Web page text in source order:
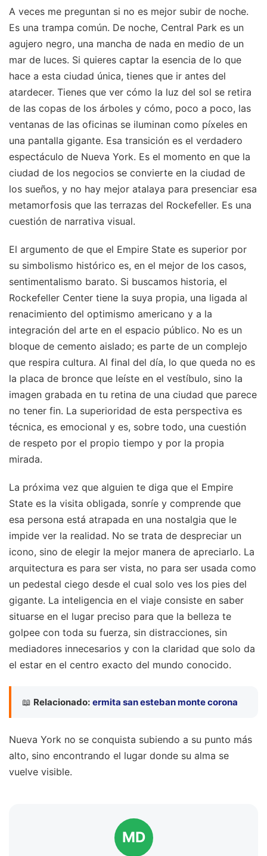
A veces me preguntan si no es mejor subir de noche.
Es una trampa común. De noche, Central Park es un
agujero negro, una mancha de nada en medio de un
mar de luces. Si quieres captar la esencia de lo que
hace a esta ciudad única, tienes que ir antes del
atardecer. Tienes que ver cómo la luz del sol se retira
de las copas de los árboles y cómo, poco a poco, las
ventanas de las oficinas se iluminan como píxeles en
una pantalla gigante. Esa transición es el verdadero
espectáculo de Nueva York. Es el momento en que la
ciudad de los negocios se convierte en la ciudad de
los sueños, y no hay mejor atalaya para presenciar esa
metamorfosis que las terrazas del Rockefeller. Es una
cuestión de narrativa visual.
El argumento de que el Empire State es superior por
su simbolismo histórico es, en el mejor de los casos,
sentimentalismo barato. Si buscamos historia, el
Rockefeller Center tiene la suya propia, una ligada al
renacimiento del optimismo americano y a la
integración del arte en el espacio público. No es un
bloque de cemento aislado; es parte de un complejo
que respira cultura. Al final del día, lo que queda no es
la placa de bronce que leíste en el vestíbulo, sino la
imagen grabada en tu retina de una ciudad que parece
no tener fin. La superioridad de esta perspectiva es
técnica, es emocional y es, sobre todo, una cuestión
de respeto por el propio tiempo y por la propia
mirada.
La próxima vez que alguien te diga que el Empire
State es la visita obligada, sonríe y comprende que
esa persona está atrapada en una nostalgia que le
impide ver la realidad. No se trata de despreciar un
icono, sino de elegir la mejor manera de apreciarlo. La
arquitectura es para ser vista, no para ser usada como
un pedestal ciego desde el cual solo ves los pies del
gigante. La inteligencia en el viaje consiste en saber
situarse en el lugar preciso para que la belleza te
golpee con toda su fuerza, sin distracciones, sin
mediadores innecesarios y con la claridad que solo da
el estar en el centro exacto del mundo conocido.
📖 Relacionado: ermita san esteban monte corona
Nueva York no se conquista subiendo a su punto más
alto, sino encontrando el lugar donde su alma se
vuelve visible.
MD